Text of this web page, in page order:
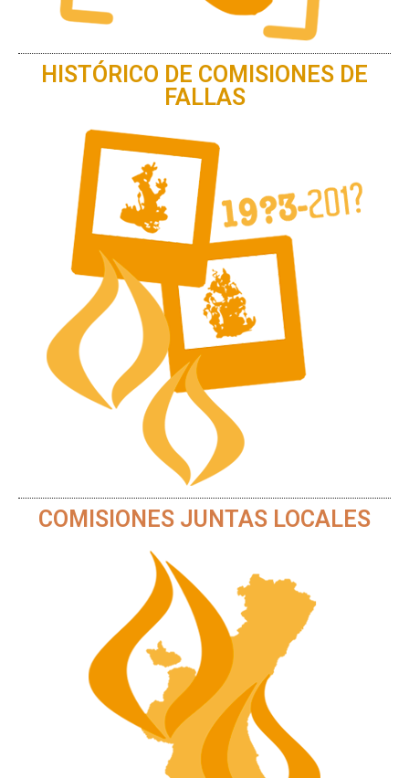
HISTÓRICO DE COMISIONES DE
FALLAS
COMISIONES JUNTAS LOCALES